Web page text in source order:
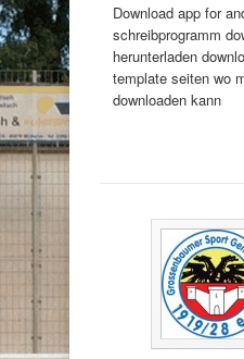
Download app for
schreibprogramm
herunterladen
template seiten wo
downloaden kann